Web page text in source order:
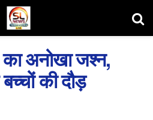
अनोखा जश्न,
की दौड़